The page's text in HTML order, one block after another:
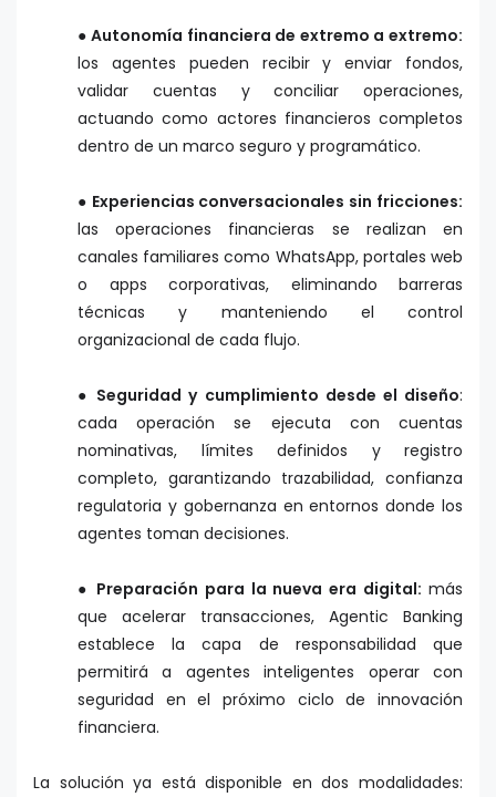
● Autonomía financiera de extremo a extremo:
los agentes pueden recibir y enviar fondos,
validar cuentas y conciliar operaciones,
actuando como actores financieros completos
dentro de un marco seguro y programático.
● Experiencias conversacionales sin fricciones:
las operaciones financieras se realizan en
canales familiares como WhatsApp, portales web
o apps corporativas, eliminando barreras
técnicas y manteniendo el control
organizacional de cada flujo.
● Seguridad y cumplimiento desde el diseño:
cada operación se ejecuta con cuentas
nominativas, límites definidos y registro
completo, garantizando trazabilidad, confianza
regulatoria y gobernanza en entornos donde los
agentes toman decisiones.
● Preparación para la nueva era digital: más
que acelerar transacciones, Agentic Banking
establece la capa de responsabilidad que
permitirá a agentes inteligentes operar con
seguridad en el próximo ciclo de innovación
financiera.
La solución ya está disponible en dos modalidades: